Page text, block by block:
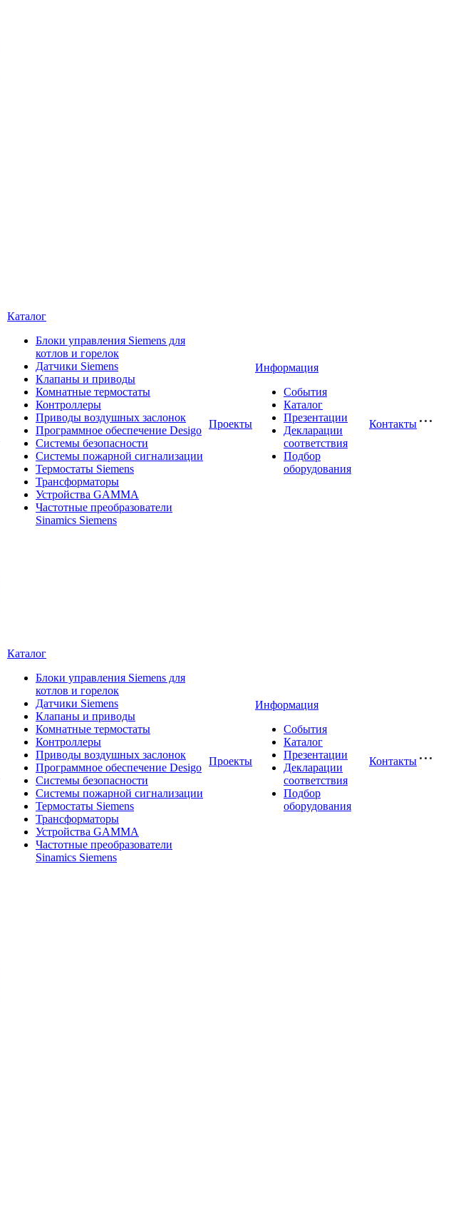
Каталог
Блоки управления Siemens для
котлов и горелок
Датчики Siemens
Клапаны и приводы
Комнатные термостаты
Контроллеры
Приводы воздушных заслонок
Программное обеспечение Desigo
Системы безопасности
Системы пожарной сигнализации
Термостаты Siemens
Трансформаторы
Устройства GAMMA
Частотные преобразователи
Sinamics Siemens
Проекты
Информация
События
Каталог
Презентации
Декларации
соответствия
Подбор
оборудования
Контакты
Каталог
Блоки управления Siemens для
котлов и горелок
Датчики Siemens
Клапаны и приводы
Комнатные термостаты
Контроллеры
Приводы воздушных заслонок
Программное обеспечение Desigo
Системы безопасности
Системы пожарной сигнализации
Термостаты Siemens
Трансформаторы
Устройства GAMMA
Частотные преобразователи
Sinamics Siemens
Проекты
Информация
События
Каталог
Презентации
Декларации
соответствия
Подбор
оборудования
Контакты